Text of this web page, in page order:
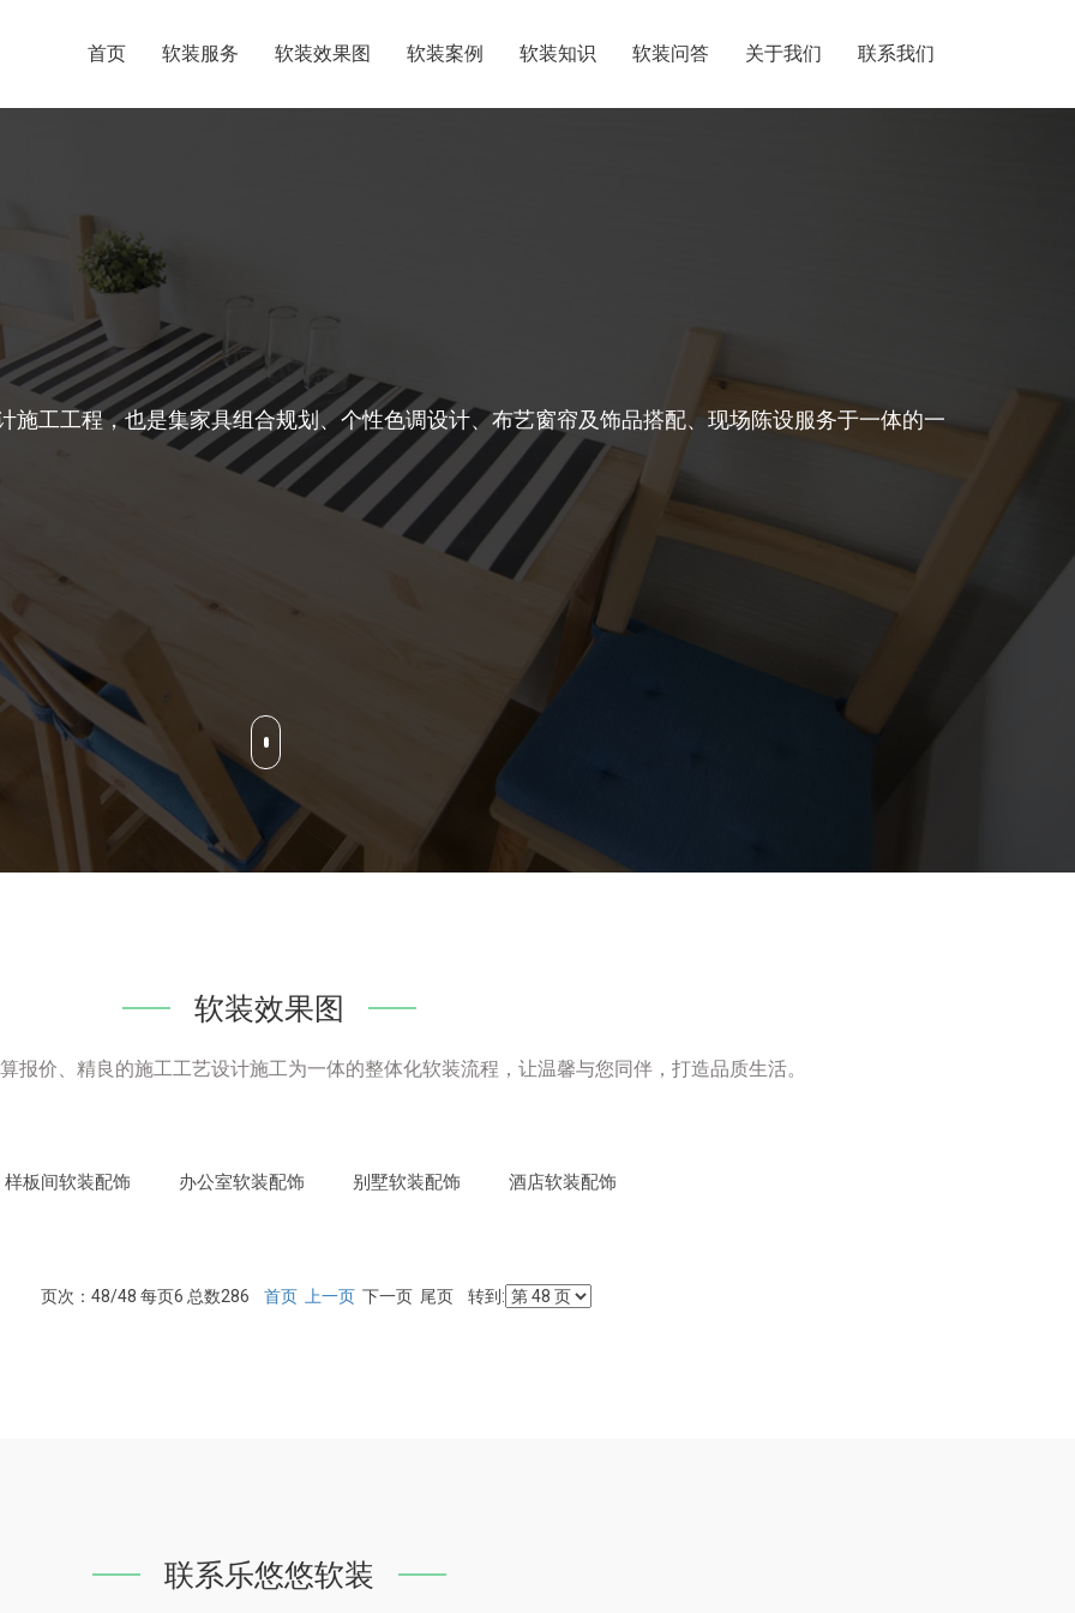
首页 软装服务 软装效果图 软装案例 软装知识 软装问答 关于我们 联系我们
施工工程，也是集家具组合规划、个性色调设计、布艺窗帘及饰品搭配、现场陈设服务于一体的一
软装效果图
报价、精良的施工工艺设计施工为一体的整体化软装流程，让温馨与您同伴，打造品质生活。
样板间软装配饰 办公室软装配饰 别墅软装配饰 酒店软装配饰
页次：48/48 每页6 总数286 首页 上一页 下一页 尾页 转到:
联系乐悠悠软装